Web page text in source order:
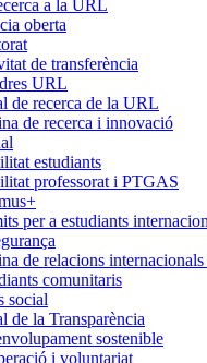
a la URL
oberta
de transferència
URL
de recerca de la URL
de recerca i innovació
estudiants
professorat i PTGAS
per a estudiants
de relacions internacionals
comunitaris
social
de la Transparència
sostenible
i voluntariat